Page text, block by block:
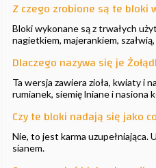
Z czego zrobione są te bloki
Bloki wykonane są z trwałych
nagietkiem, majerankiem,
Dlaczego nazywa się je
Ta wersja zawiera zioła, kwiaty i
rumianek, siemię lniane i nasiona
Czy te bloki nadają się jako
Nie, to jest karma uzupełniająca.
sianem.